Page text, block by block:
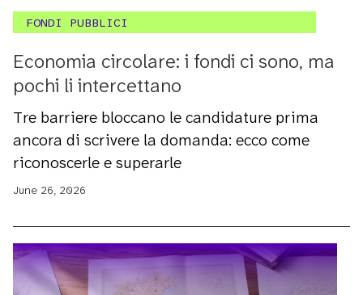
FONDI PUBBLICI
Economia circolare: i fondi ci sono, ma
pochi li intercettano
Tre barriere bloccano le candidature prima
ancora di scrivere la domanda: ecco come
riconoscerle e superarle
June 26, 2026